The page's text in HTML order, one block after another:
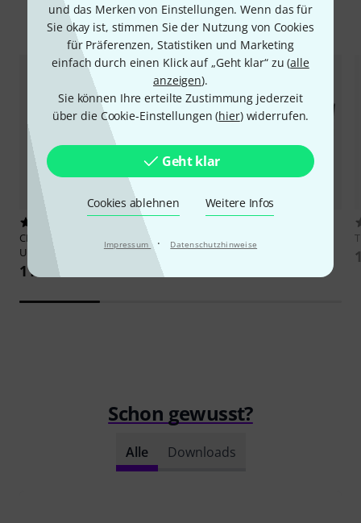
und das Merken von Einstellungen. Wenn das für
Sie okay ist, stimmen Sie der Nutzung von Cookies
für Präferenzen, Statistiken und Marketing
einfach durch einen Klick auf „Geht klar“ zu (alle
anzeigen).
Sie können Ihre erteilte Zustimmung jederzeit
über die Cookie-Einstellungen (hier) widerrufen.
Geht klar
Cookies ablehnen Weitere Infos
Impressum · Datenschutzhinweise
Zubehör & passende Artikel
CRDBAG
Grid-Divide Carry On
Universal
115 €
Schon gewusst?
Alle Downloads